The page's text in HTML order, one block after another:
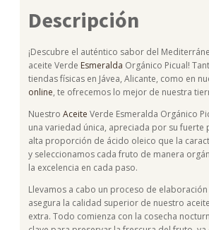
Descripción
¡Descubre el auténtico sabor del
aceite Verde Esmeralda Orgánico Picual!
tiendas físicas en Jávea, Alicante, como en
online, te ofrecemos lo mejor de nuestra
Nuestro Aceite Verde Esmeralda Orgánico
una variedad única, apreciada por su fuerte
alta proporción de ácido oleico que la
y seleccionamos cada fruto de manera
la excelencia en cada paso.
Llevamos a cabo un proceso de
asegura la calidad superior de nuestro
extra. Todo comienza con la cosecha